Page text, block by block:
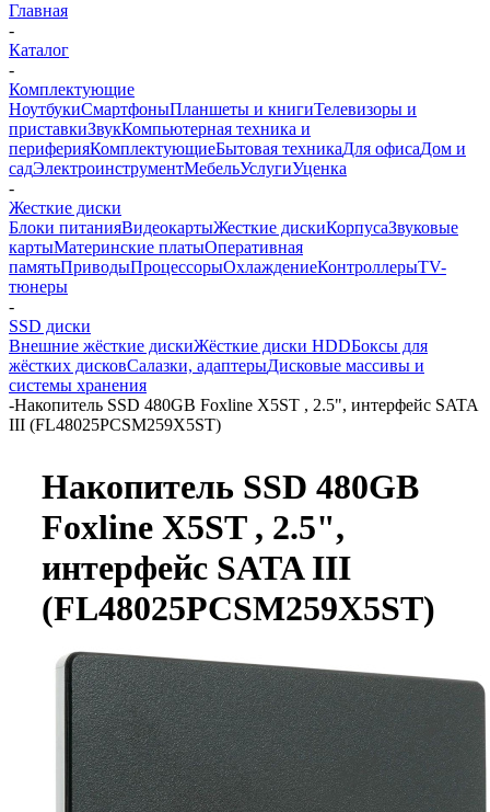
Главная
-
Каталог
-
Комплектующие
НоутбукиСмартфоныПланшеты и книгиТелевизоры и
приставкиЗвукКомпьютерная техника и
периферияКомплектующиеБытовая техникаДля офисаДом и
садЭлектроинструментМебельУслугиУценка
-
Жесткие диски
Блоки питанияВидеокартыЖесткие дискиКорпусаЗвуковые
картыМатеринские платыОперативная
памятьПриводыПроцессорыОхлаждениеКонтроллерыTV-
тюнеры
-
SSD диски
Внешние жёсткие дискиЖёсткие диски HDDБоксы для
жёстких дисковСалазки, адаптерыДисковые массивы и
системы хранения
-Накопитель SSD 480GB Foxline X5ST , 2.5", интерфейс SATA
III (FL48025PCSM259X5ST)
Накопитель SSD 480GB
Foxline X5ST , 2.5",
интерфейс SATA III
(FL48025PCSM259X5ST)